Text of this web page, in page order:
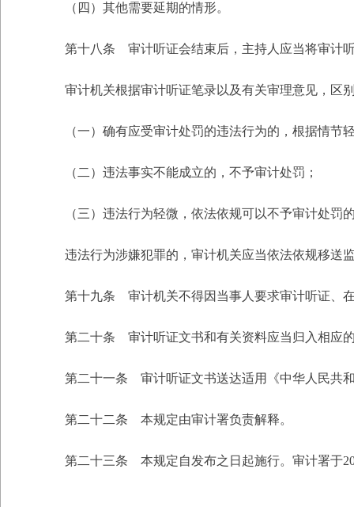
（四）其他需要延期的情形。
第十八条 审计听证会结束后，主持人应当将审计听
审计机关根据审计听证笔录以及有关审理意见，区
（一）确有应受审计处罚的违法行为的，根据情节
（二）违法事实不能成立的，不予审计处罚；
（三）违法行为轻微，依法依规可以不予审计处罚
违法行为涉嫌犯罪的，审计机关应当依法依规移送
第十九条 审计机关不得因当事人要求审计听证、在
第二十条 审计听证文书和有关资料应当归入相应的
第二十一条 审计听证文书送达适用《中华人民共和
第二十二条 本规定由审计署负责解释。
第二十三条 本规定自发布之日起施行。审计署于